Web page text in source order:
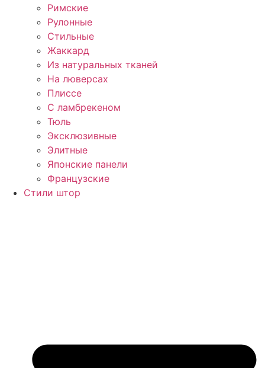
Римские
Рулонные
Стильные
Жаккард
Из натуральных тканей
На люверсах
Плиссе
С ламбрекеном
Тюль
Эксклюзивные
Элитные
Японские панели
Французские
Стили штор